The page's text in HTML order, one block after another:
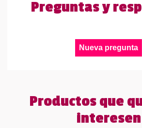
Preguntas y
Nueva pregunta
Productos que
interesen